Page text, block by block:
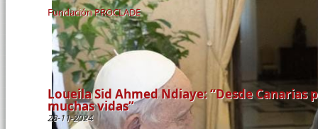
Fundación PROCLADE
Loueila Sid Ahmed Ndiaye: “Desde
muchas vidas”
28-11-2024